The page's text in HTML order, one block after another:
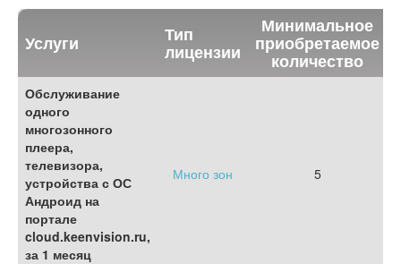
Услуги Тип
лицензии
Минимальное
приобретаемое
количество
Обслуживание
одного
многозонного
плеера,
телевизора,
устройства с ОС
Андроид на
портале
cloud.keenvision.ru,
за 1 месяц
Много зон 5